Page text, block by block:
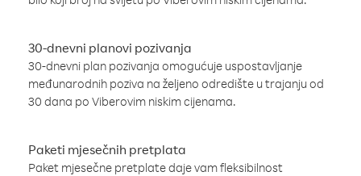
30-dnevni planovi pozivanja
30-dnevni plan pozivanja omogućuje uspostavljanje
međunarodnih poziva na željeno odredište u trajanju od
30 dana po Viberovim niskim cijenama.
Paketi mjesečnih pretplata
Paket mjesečne pretplate daje vam fleksibilnost